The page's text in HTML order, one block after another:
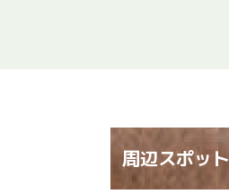
周辺スポット